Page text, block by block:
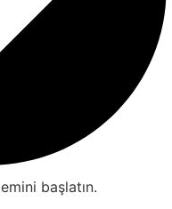
başlatın.